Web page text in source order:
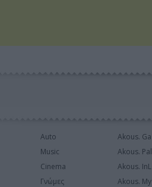
Auto
Music
Cinema
Γνώμες
Akous.
Akous.
Akous.
Akous.